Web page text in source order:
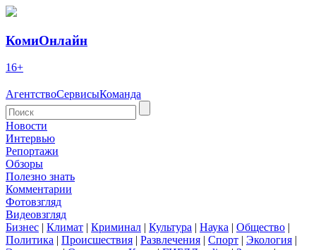
КомиОнлайн
16+
АгентствоСервисыКоманда
Новости
Интервью
Репортажи
Обзоры
Полезно знать
Комментарии
Фотовзгляд
Видеовзгляд
Бизнес | Климат | Криминал | Культура | Наука | Общество |
Политика | Происшествия | Развлечения | Спорт | Экология |